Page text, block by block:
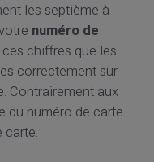
les septième à
numéro de
chiffres que les
correctement sur
Contrairement aux
du numéro de carte
carte.